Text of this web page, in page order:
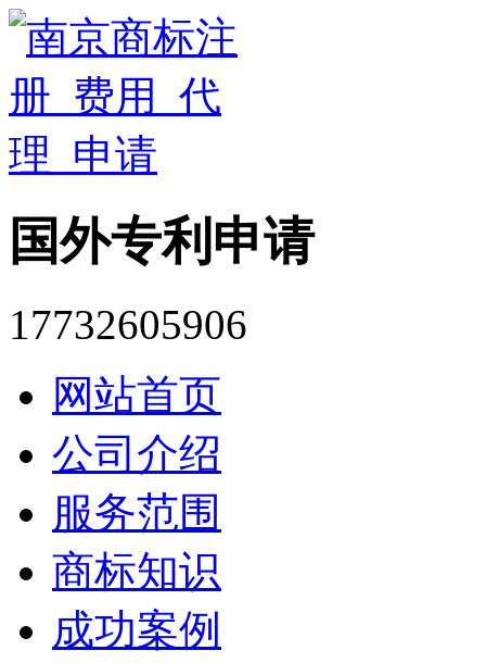
国外专利申请
17732605906
网站首页
公司介绍
服务范围
商标知识
成功案例